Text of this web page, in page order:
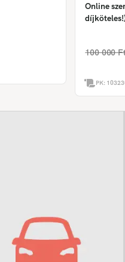
Online
100 000
PK: